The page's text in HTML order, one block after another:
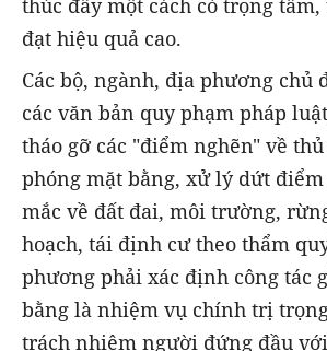
thúc đẩy một cách có trọng
đạt hiệu quả cao.
Các bộ, ngành, địa phương chủ
các văn bản quy phạm pháp
tháo gỡ các "điểm nghẽn" về
phóng mặt bằng, xử lý dứt
mắc về đất đai, môi trường,
hoạch, tái định cư theo thẩm
phương phải xác định công tác
bằng là nhiệm vụ chính trị
trách nhiệm người đứng đầu